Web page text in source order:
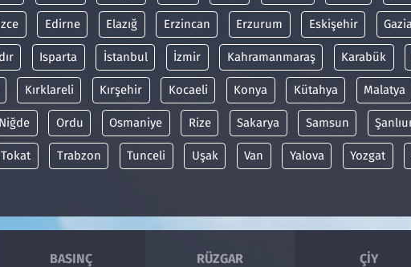
Edirne Elazığ Erzincan Erzurum Eskişehir
Isparta İstanbul İzmir Kahramanmaraş Karabük
Kırklareli Kırşehir Kocaeli Konya Kütahya Malatya
Niğde Ordu Osmaniye Rize Sakarya Samsun
Tokat Trabzon Tunceli Uşak Van Yalova Yozgat
BASINÇ RÜZGAR ÇIY